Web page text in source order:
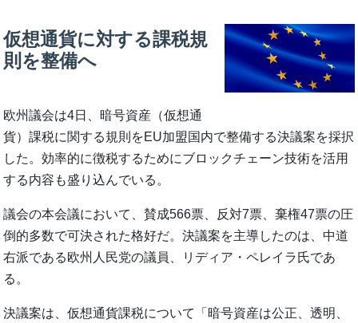
仮想通貨に対する課税規
則を整備へ
欧州議会は4日、暗号資産（仮想通
貨）課税に関する規則をEU加盟国内で整備する決議案を採択
した。効率的に徴税するためにブロックチェーン技術を活用
する内容も盛り込んでいる。
議会の本会議において、賛成566票、反対7票、棄権47票の圧
倒的多数で可決された格好だ。決議案を主導したのは、中道
右派である欧州人民党の議員、リディア・ペレイラ氏であ
る。
決議案は、仮想通貨課税について「暗号資産は公正、透明、